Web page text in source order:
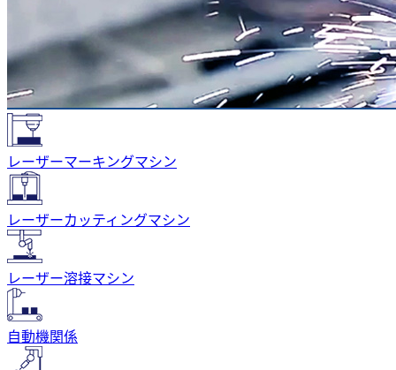
レーザーマーキングマシン
レーザーカッティングマシン
レーザー溶接マシン
自動機関係